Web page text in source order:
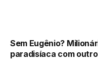
Sem Eugênio?
paradisíaca com